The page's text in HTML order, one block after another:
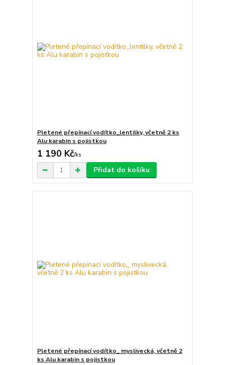
Pletené přepínací vodítko_lentilky, včetně 2 ks
Alu karabin s pojistkou
1 190 Kč/ks
Přidat do košíku
Pletené přepínací vodítko_ myslivecká, včetně 2
ks Alu karabin s pojistkou